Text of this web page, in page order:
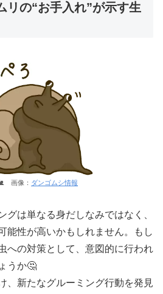
リの“お手入れ”が示す生
画像： ダンゴムシ情報
グは単なる身だしなみではなく、
能性が高いかもしれません。もし
への対策として、意図的に行われ
うか🤔
、新たなグルーミング行動を発見